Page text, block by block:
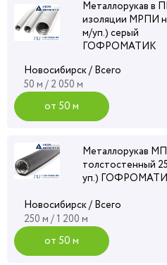
Металлорукав в
изоляции МРПИ
м/уп.) серый
ГОФРОМАТИК
Новосибирск / Всего
50 м / 2 050 м
от 50 м
Металлорукав
толстостенный
уп.)
Новосибирск / Всего
250 м / 1 200 м
от 50 м